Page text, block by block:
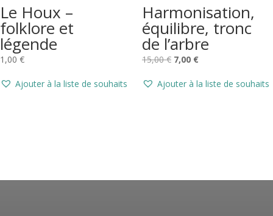
Le Houx –
folklore et
légende
1,00 €
Ajouter à la liste de souhaits
Harmonisation,
équilibre, tronc
de l’arbre
15,00€ Le
initial
7,00 €Le
actuel
Ajouter à la liste de souhaits